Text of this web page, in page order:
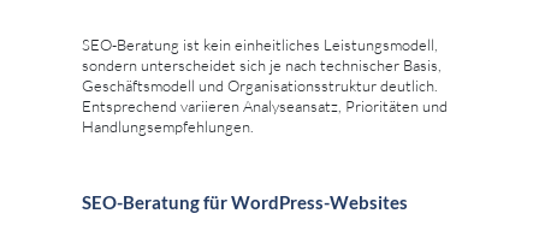
SEO-Beratung ist kein einheitliches Leistungsmodell,
sondern unterscheidet sich je nach technischer Basis,
Geschäftsmodell und Organisationsstruktur deutlich.
Entsprechend variieren Analyseansatz, Prioritäten und
Handlungsempfehlungen.
SEO-Beratung für WordPress-Websites